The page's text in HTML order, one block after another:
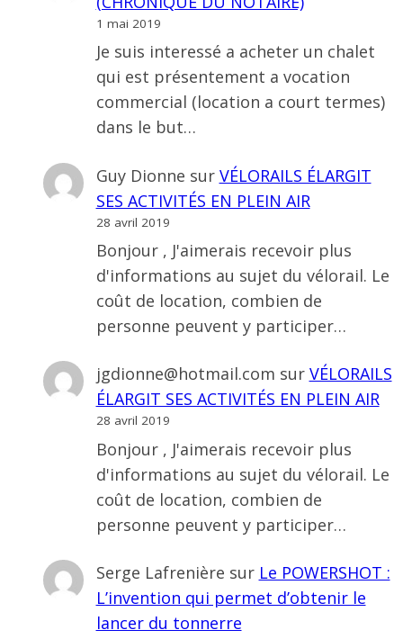
1 mai 2019
Je suis interessé a acheter un chalet
qui est présentement a vocation
commercial (location a court termes)
dans le but…
Guy Dionne sur VÉLORAILS ÉLARGIT
SES ACTIVITÉS EN PLEIN AIR
28 avril 2019
Bonjour , J'aimerais recevoir plus
d'informations au sujet du vélorail. Le
coût de location, combien de
personne peuvent y participer…
jgdionne@hotmail.com sur VÉLORAILS
ÉLARGIT SES ACTIVITÉS EN PLEIN AIR
28 avril 2019
Bonjour , J'aimerais recevoir plus
d'informations au sujet du vélorail. Le
coût de location, combien de
personne peuvent y participer…
Serge Lafrenière sur Le POWERSHOT :
L’invention qui permet d’obtenir le
lancer du tonnerre